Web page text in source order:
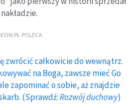
POLECA
zwrócić całkowicie do wewnątrz.
na Boga, zawsze mieć Go
zapominać o sobie, aż znajdzie
(Sprawdź:Rozwój duchowy)